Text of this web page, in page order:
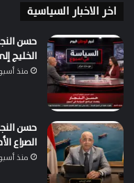
اخر الاخبار السياسية
حسن
الخليج
منذ
حسن
الصراع
منذ